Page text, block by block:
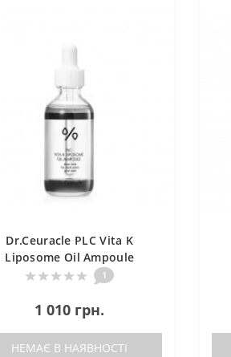
Dr.Ceuracle PLC Vita K
Liposome Oil Ampoule
Ампула з ліпосомальною
1
1 010 грн.
НЕМАЄ В НАЯВНОСТІ